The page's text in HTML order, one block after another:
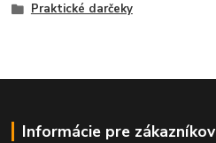
Praktické darčeky
Informácie pre zákazníkov